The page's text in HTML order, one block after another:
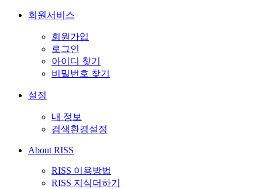
회원서비스
회원가입
로그인
아이디 찾기
비밀번호 찾기
설정
내 정보
검색환경설정
About RISS
RISS 이용방법
RISS 지식더하기